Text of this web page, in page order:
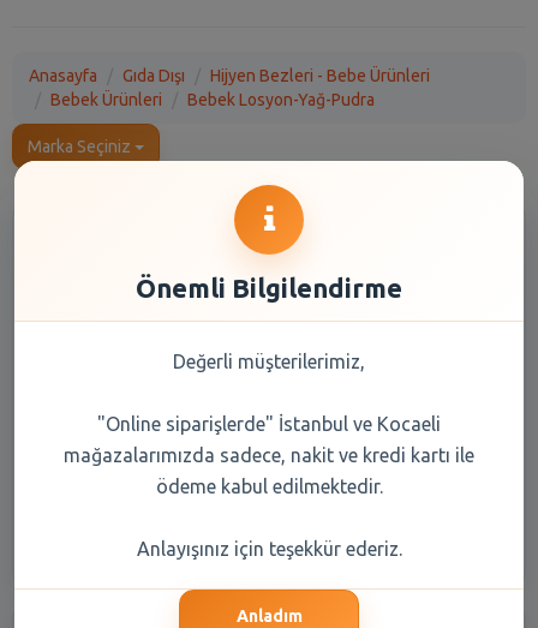
Anasayfa Gıda Dışı
Hijyen Bezleri - Bebe Ürünleri
Bebek Ürünleri
Bebek Losyon-Yağ-Pudra
Marka Seçiniz
244,05 TL
Şube Seçiniz
ml
288,45 TL
Şube Seçiniz
Önemli Bilgilendirme
Değerli müşterilerimiz,
"Online siparişlerde" İstanbul ve Kocaeli
mağazalarımızda sadece, nakit ve kredi kartı ile
ödeme kabul edilmektedir.
Anlayışınız için teşekkür ederiz.
Anladım